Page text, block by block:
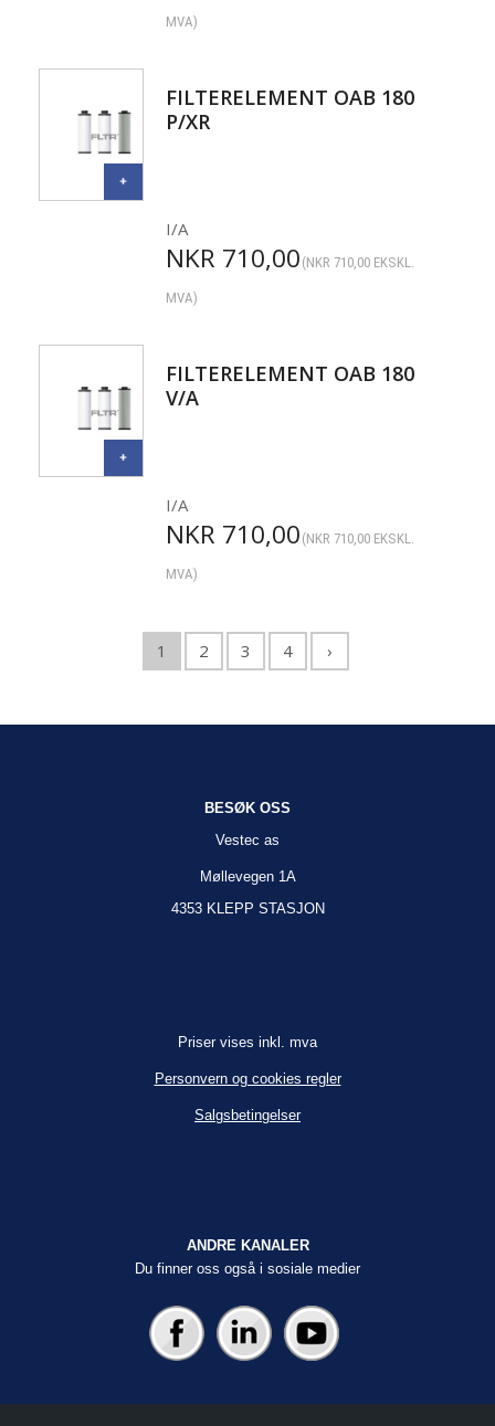
MVA)
FILTERELEMENT OAB 180
P/XR
I/A
NKR 710,00 (NKR 710,00EKSKL.
MVA)
FILTERELEMENT OAB 180
V/A
I/A
NKR 710,00 (NKR 710,00EKSKL.
MVA)
1 2 3 4 ›
BESØK OSS
Vestec as
Møllevegen 1A
4353 KLEPP STASJON
Priser vises inkl. mva
Personvern og cookies regler
Salgsbetingelser
ANDRE KANALER
Du finner oss også i sosiale medier